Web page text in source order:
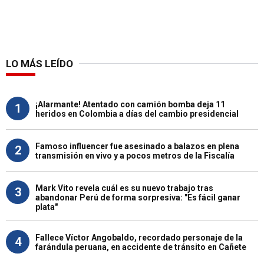
LO MÁS LEÍDO
1
¡Alarmante! Atentado con camión bomba deja 11
heridos en Colombia a días del cambio presidencial
2
Famoso influencer fue asesinado a balazos en plena
transmisión en vivo y a pocos metros de la Fiscalía
3
Mark Vito revela cuál es su nuevo trabajo tras
abandonar Perú de forma sorpresiva: "Es fácil ganar
plata"
4
Fallece Víctor Angobaldo, recordado personaje de la
farándula peruana, en accidente de tránsito en Cañete